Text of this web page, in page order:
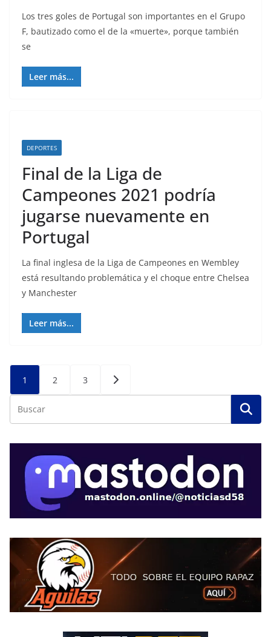
Los tres goles de Portugal son importantes en el Grupo
F, bautizado como el de la «muerte», porque también
se
Leer más...
DEPORTES
Final de la Liga de
Campeones 2021 podría
jugarse nuevamente en
Portugal
La final inglesa de la Liga de Campeones en Wembley
está resultando problemática y el choque entre Chelsea
y Manchester
Leer más...
Posts
pagination
1 2 3